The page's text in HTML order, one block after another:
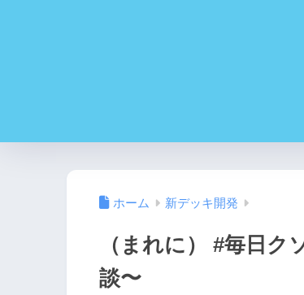
ホーム 新デッキ開発
（まれに） #毎日
談〜